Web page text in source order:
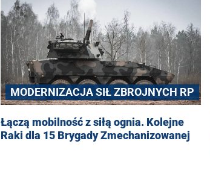
MODERNIZACJA SIŁ ZBROJNYCH RP
Łączą mobilność z siłą ognia. Kolejne
Raki dla 15 Brygady Zmechanizowanej